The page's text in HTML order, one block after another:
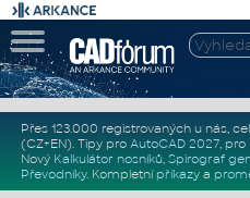
Přes 123.000 registrovaných u nás,
(CZ+EN). Tipy pro AutoCAD 2027, pro
Nový Kalkulátor nosníků, Spirograf
Převodníky. Kompletní příkazya